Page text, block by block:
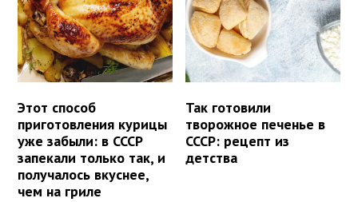
Этот способ
приготовления курицы
уже забыли: в СССР
запекали только так, и
получалось вкуснее,
чем на гриле
Так готовили
творожное печенье в
СССР: рецепт из
детства